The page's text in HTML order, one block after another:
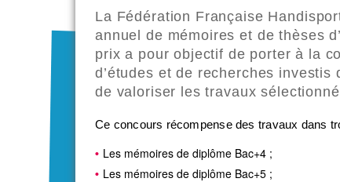
La Fédération Française
annuel de mémoires et de thèses
prix a pour objectif de porter à la
d’études et de recherches
de valoriser les travaux
Ce concours récompense des travaux dans
Les mémoires de diplôme Bac+4 ;
Les mémoires de diplôme Bac+5 ;